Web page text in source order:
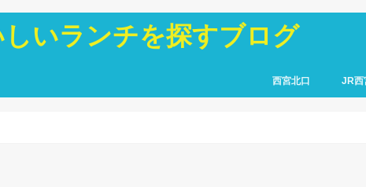
いランチを探すブログ
西宮北口 JR西